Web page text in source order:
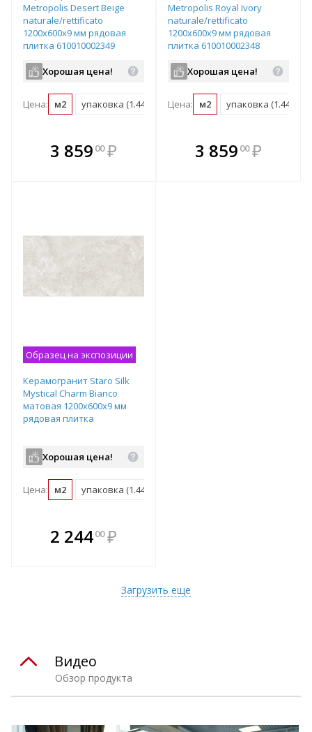
Metropolis Desert Beige
naturale/rettificato
1200х600х9 мм рядовая
плитка 610010002349
Хорошая цена!
Цена: м2 упаковка (1.44 м2) поддон (50.4 м2)
3 859 00 ₽
В комплекте
всегда выгоднее!
Metropolis Royal Ivory
naturale/rettificato
1200х600х9 мм рядовая
плитка 610010002348
Хорошая цена!
Цена: м2 упаковка (1.44 м2)
В комплекте
всегда выгоднее!
3 859 00 ₽
Образец на экспозиции
Керамогранит Staro Silk
Mystical Charm Bianco
матовая 1200х600х9 мм
рядовая плитка
Хорошая цена!
Цена: м2 упаковка (1.44 м2)
2 24400 ₽
Загрузить еще
Обзор продукта
Видео